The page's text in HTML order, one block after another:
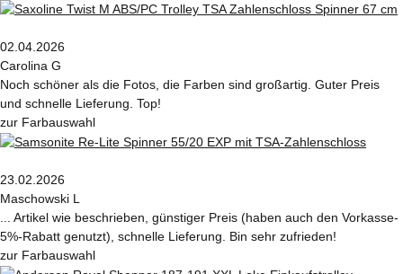
02.04.2026
Carolina G
Noch schöner als die Fotos, die Farben sind großartig. Guter Preis
und schnelle Lieferung. Top!
zur Farbauswahl
23.02.2026
Maschowski L
... Artikel wie beschrieben, günstiger Preis (haben auch den Vorkasse-
5%-Rabatt genutzt), schnelle Lieferung. Bin sehr zufrieden!
zur Farbauswahl